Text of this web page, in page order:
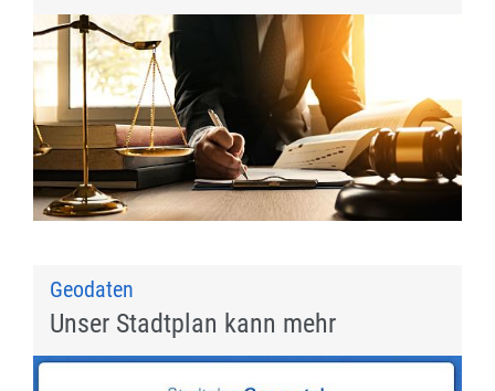
Geodaten
Unser Stadtplan kann mehr